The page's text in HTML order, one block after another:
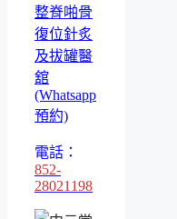
整脊啪骨
復位針炙
及拔罐醫
舘
(Whatsapp
預約)
電話：
852-
28021198